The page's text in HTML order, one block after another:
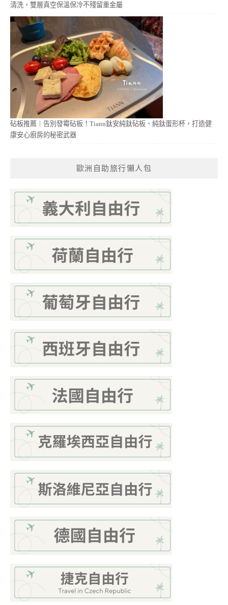
清洗，雙層真空保溫保冷不殘留重金屬
砧板推薦｜告別發霉砧板！Tiann鈦安純鈦砧板、純鈦蛋形杯，打造健
康安心廚房的秘密武器
歐洲自助旅行懶人包